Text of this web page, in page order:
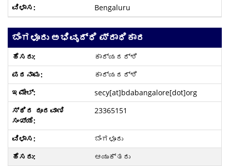
Bengaluru
ಬೆಂಗಳೂರು ಅಭಿವೃದ್ಧಿ ಪ್ರಾಧಿಕಾರ
ಕಾರ್ಯದರ್ಶಿ
ಕಾರ್ಯದರ್ಶಿ
secy[at]bdabangalore[dot]org
23365151
ಬೆಂಗಳೂರು
ಆಯುಕ್ತರು